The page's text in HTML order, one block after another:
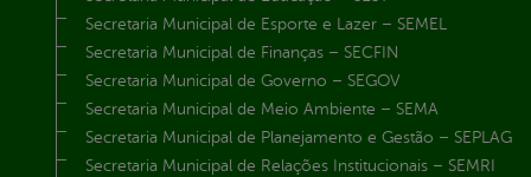
Secretaria Municipal de Esporte e Lazer – SEMEL
Secretaria Municipal de Finanças – SECFIN
Secretaria Municipal de Governo – SEGOV
Secretaria Municipal de Meio Ambiente – SEMA
Secretaria Municipal de Planejamento e Gestão – SEPLAG
Secretaria Municipal de Relações Institucionais – SEMRI